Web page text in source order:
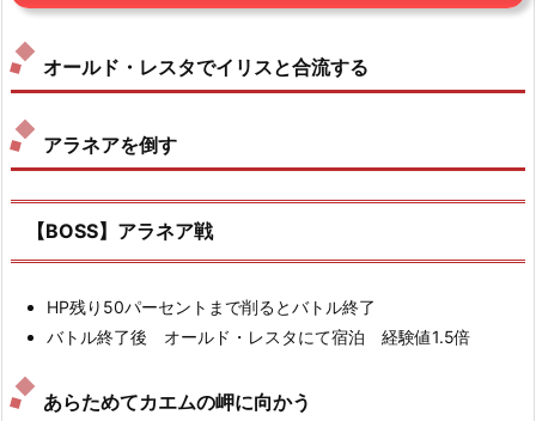
オールド・レスタでイリスと合流する
アラネアを倒す
【BOSS】アラネア戦
HP残り50パーセントまで削るとバトル終了
バトル終了後 オールド・レスタにて宿泊 経験値1.5倍
あらためてカエムの岬に向かう